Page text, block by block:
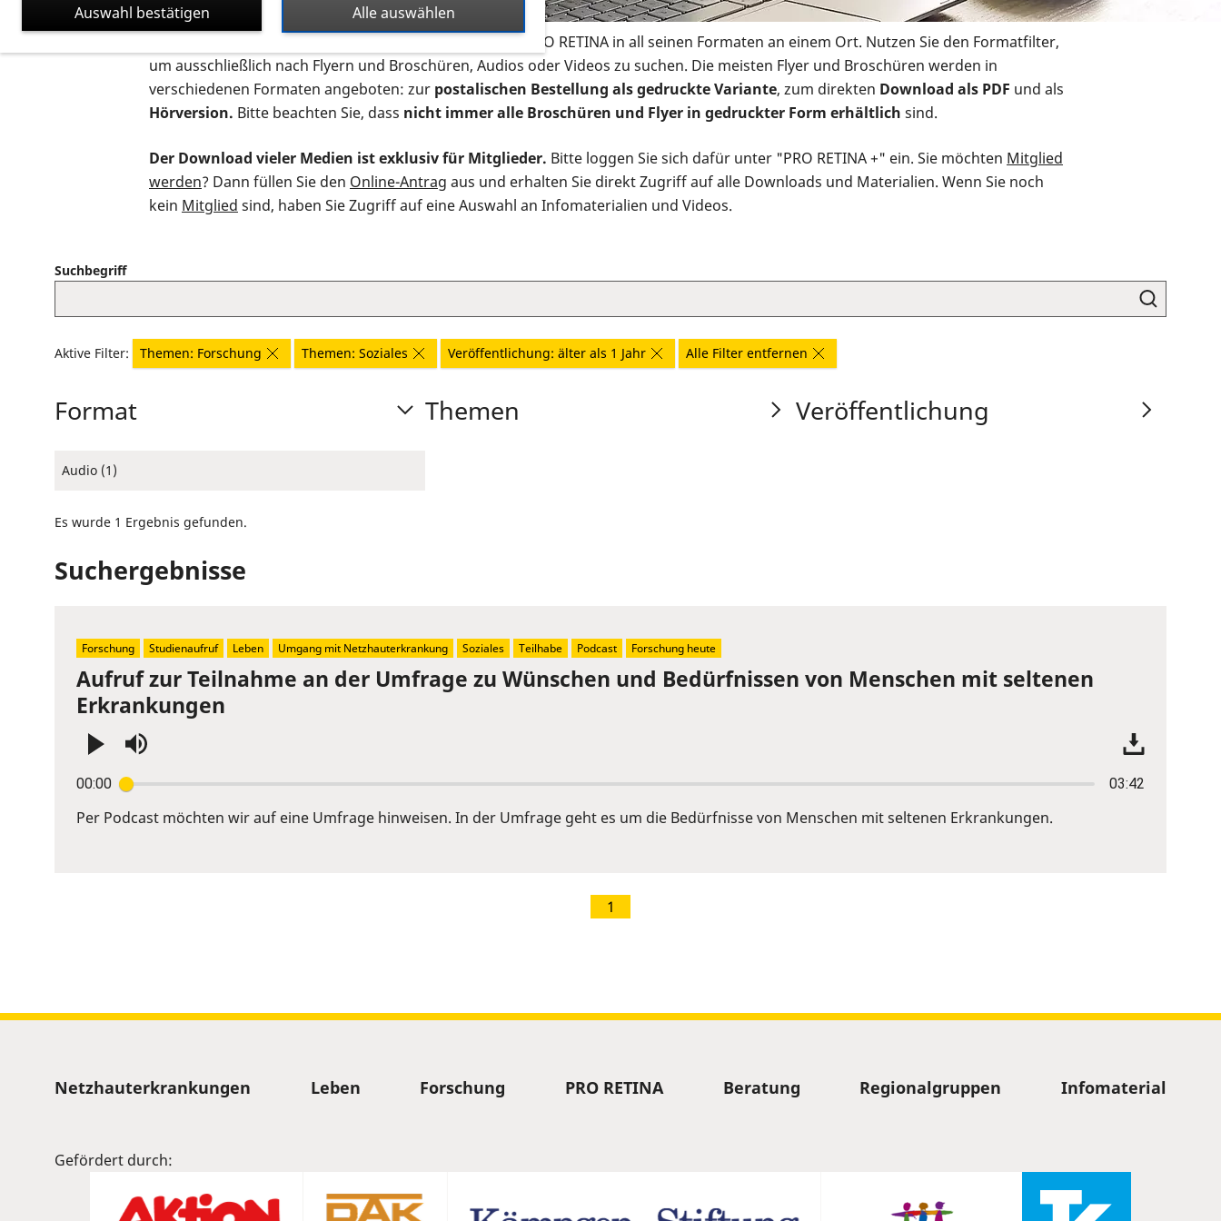
Auf dieser Seite finden Sie sämtliches Infomaterial der PRO RETINA in all seinen Formaten an einem Ort. Nutzen Sie den Formatfilter,
um ausschließlich nach Flyern und Broschüren, Audios oder Videos zu suchen. Die meisten Flyer und Broschüren werden in
verschiedenen Formaten angeboten: zur postalischen Bestellung als gedruckte Variante, zum direkten Download als PDF und als
Hörversion. Bitte beachten Sie, dass nicht immer alle Broschüren und Flyer in gedruckter Form erhältlich sind.
Der Download vieler Medien ist exklusiv für Mitglieder. Bitte loggen Sie sich dafür unter "PRO RETINA +" ein. Sie möchten Mitglied
werden? Dann füllen Sie den Online-Antrag aus und erhalten Sie direkt Zugriff auf alle Downloads und Materialien. Wenn Sie noch
kein Mitglied sind, haben Sie Zugriff auf eine Auswahl an Infomaterialien und Videos.
Suchbegriff
Aktive Filter: Themen: Forschung Themen: Soziales Veröffentlichung: älter als 1 Jahr Alle Filter entfernen
Format
Audio (1)
Themen Veröffentlichung
Es wurde 1 Ergebnis gefunden.
Suchergebnisse
Aufruf zur Teilnahme an der Umfrage zu Wünschen und Bedürfnissen von Menschen mit seltenen
Erkrankungen
00:00 03:42
Enter
or
Per Podcast möchten wir auf eine Umfrage hinweisen. In der Umfrage geht es um die Bedürfnisse von Menschen mit seltenen Erkrankungen.
Forschung Studienaufruf Leben Umgang mit Netzhauterkrankung Soziales Teilhabe Podcast Forschung heute
1
Sitemap
Netzhauterkrankungen Leben Forschung PRO RETINA Beratung Regionalgruppen Infomaterial
Gefördert durch:
Alle auswählen
Auswahl bestätigen